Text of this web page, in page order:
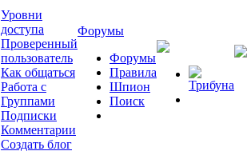
Уровни
доступа
Проверенный
пользователь
Как общаться
Работа с
Группами
Подписки
Комментарии
Создать блог
Форумы
Форумы
Правила
Шпион
Поиск
Трибуна